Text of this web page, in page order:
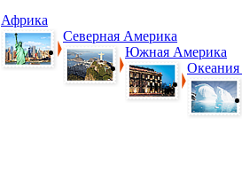
Африка
Северная Америка
Южная Америка
Океания